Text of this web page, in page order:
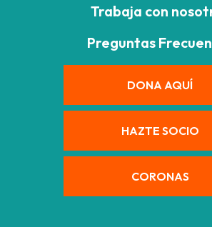
Trabaja con
Preguntas
DONA AQUÍ
HAZTE SOCIO
CORONAS